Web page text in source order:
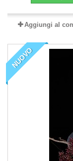
Aggiungi al
NUOVO